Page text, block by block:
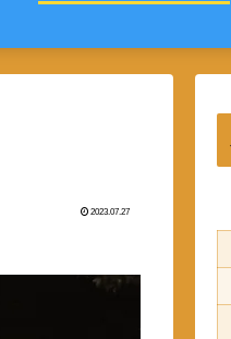
2023.07.27